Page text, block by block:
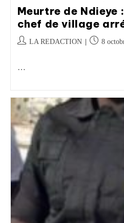
Meurtre de Ndieye
chef de village
LA REDACTION 8
…